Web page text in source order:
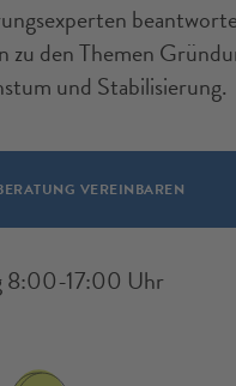
zu den Themen
und Stabilisierung.
VEREINBAREN
8:00-17:00 Uhr